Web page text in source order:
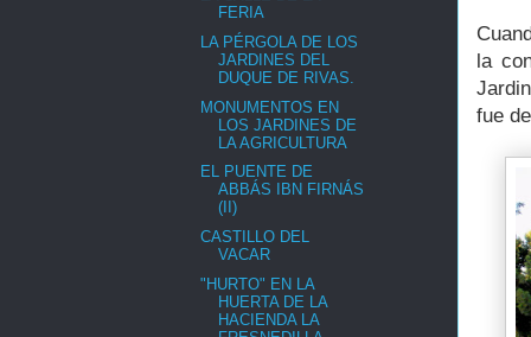
la
fue
FERIA
LA PÉRGOLA DE LOS
JARDINES DEL
DUQUE DE RIVAS.
MONUMENTOS EN
LOS JARDINES DE
LA AGRICULTURA
EL PUENTE DE
ABBÁS IBN FIRNÁS
(II)
CASTILLO DEL
VACAR
"HURTO" EN LA
HUERTA DE LA
HACIENDA LA